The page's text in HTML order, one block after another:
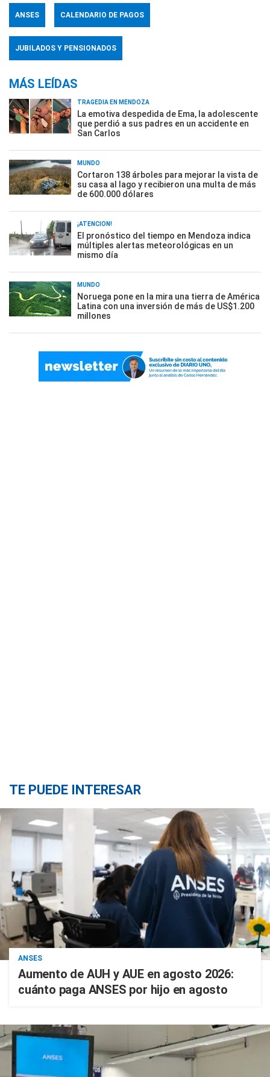
ANSES CALENDARIO DE PAGOS
JUBILADOS Y PENSIONADOS
MÁS LEÍDAS
TRAGEDIA EN MENDOZA
La emotiva despedida de Ema, la adolescente
que perdió a sus padres en un accidente en
San Carlos
MUNDO
Cortaron 138 árboles para mejorar la vista de
su casa al lago y recibieron una multa de más
de 600.000 dólares
¡ATENCIÓN!
El pronóstico del tiempo en Mendoza indica
múltiples alertas meteorológicas en un
mismo día
MUNDO
Noruega pone en la mira una tierra de América
Latina con una inversión de más de US$1.200
millones
TE PUEDE INTERESAR
ANSES
Aumento de AUH y AUE en agosto 2026:
cuánto paga ANSES por hijo en agosto